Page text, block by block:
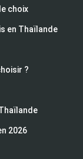
choix
en Thaïlande
?
2026